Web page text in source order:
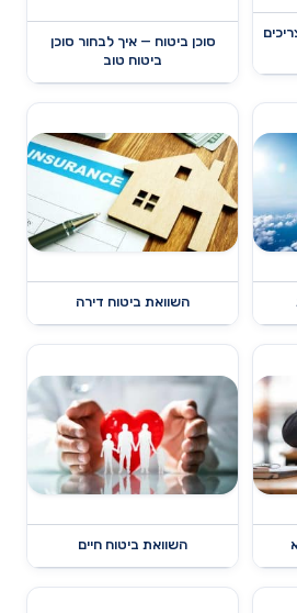
סוכן ביטוח — איך לבחור סוכן
ביטוח טוב
השוואת ביטוח דירה
השוואת ביטוח חיים